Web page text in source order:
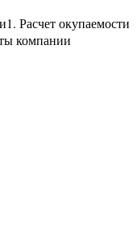
1. Расчет окупаемости
компании